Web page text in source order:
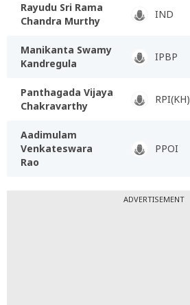
Rayudu Sri Rama
Chandra Murthy
IND
Manikanta Swamy
Kandregula
IPBP
Panthagada Vijaya
Chakravarthy
RPI(KH)
Aadimulam
Venkateswara
Rao
PPOI
ADVERTISEMENT